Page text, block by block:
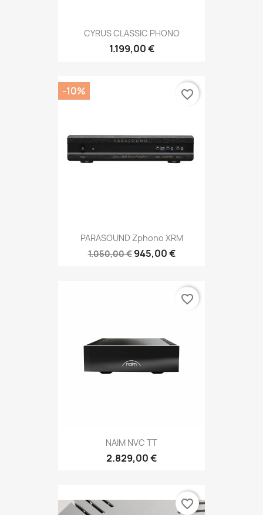
CYRUS CLASSIC PHONO
1.199,00 €
PARASOUND Zphono XRM
1.050,00 € 945,00 €
-10% favorite_border
NAIM NVC TT
2.829,00 €
favorite_border
favorite_border